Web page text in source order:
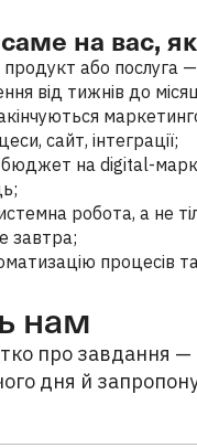
на вас,
продукт або послуга
від тижнів до
сайт, інтеграції;
на digital-
робота, а не
завтра;
процесів та
нам
про завдання —
дня й